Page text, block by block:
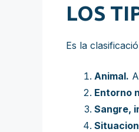
LOS
Es la
Animal.
Entorno
Sangre,